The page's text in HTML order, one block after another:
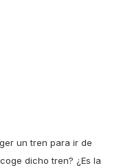
un tren para ir de
dicho tren? ¿Es la